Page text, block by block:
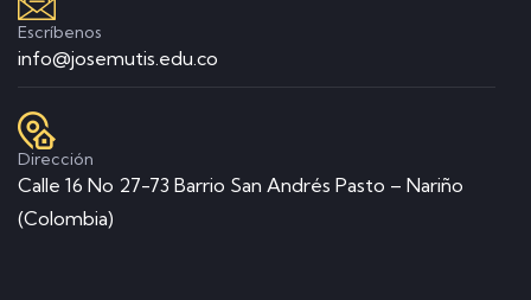
Escríbenos
info@josemutis.edu.co
Dirección
Calle 16 No 27-73 Barrio San Andrés Pasto – Nariño
(Colombia)